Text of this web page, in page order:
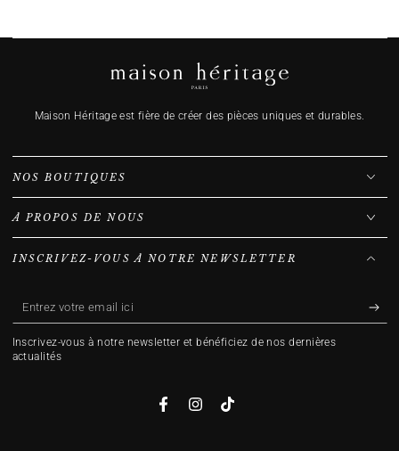
Maison Héritage est fière de créer des pièces uniques et durables.
NOS BOUTIQUES
À PROPOS DE NOUS
INSCRIVEZ-VOUS À NOTRE NEWSLETTER
Entrez
votre
email
Inscrivez-vous à notre newsletter et bénéficiez de nos dernières
actualités
FacebookInstagramTikTok